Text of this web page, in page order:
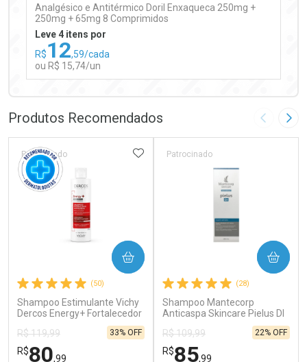
Analgésico e Antitérmico Doril Enxaqueca 250mg +
250mg + 65mg 8 Comprimidos
Leve 4 itens por
R$12,59/cada
ou R$ 15,74/un
Laboratório
Ativar Desconto
Comprar sem Desconto
Por Menos
Comprar sem Desconto
Produtos Recomendados Imagem
(50)
Shampoo Estimulante Vichy
Dercos Energy+ Fortalecedor
Patrocinado
R$ 119,99
R$80,99
33% OFF
ADICIONAR AOS FAVORITOS
COMPRAR
(28)
Shampoo Mantecorp
Anticaspa Skincare Pielus DI
Patrocinado
R$ 109,99
R$85,99
22% OFF
COMPRAR